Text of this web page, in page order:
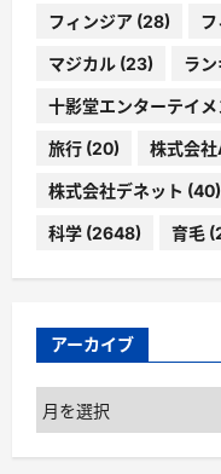
フィンジア (28)
マジカル (23) ラ
十影堂エンターテイメ
旅行 (20) 株式会
株式会社デネット (40)
科学 (2648) 育毛
アーカイブ
ア
ー
カ